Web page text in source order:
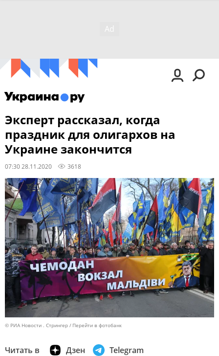
Эксперт рассказал, когда
праздник для олигархов на
Украине закончится
07:30 28.11.2020 3618
© РИА Новости . Стрингер Перейти в фотобанк
Читать в Дзен Telegram